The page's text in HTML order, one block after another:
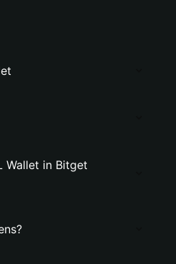
Wallet in Bitget